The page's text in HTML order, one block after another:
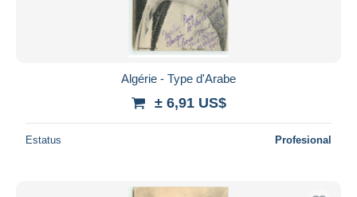
Algérie - Type d'Arabe
± 6,91 US$
Estatus Profesional